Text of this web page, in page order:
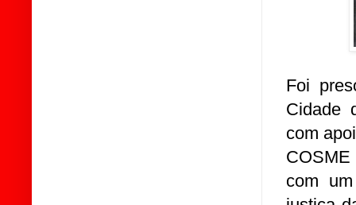
Foi
Cidade
com
com